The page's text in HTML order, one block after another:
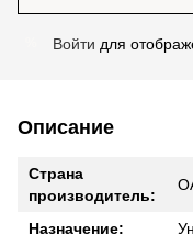
Войти для
Описание
Страна
производитель:
Назначение: